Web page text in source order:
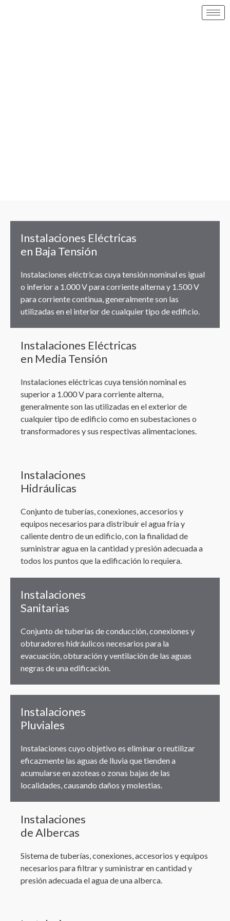
Instalaciones Eléctricas
en Baja Tensión
Instalaciones eléctricas cuya tensión nominal es igual
o inferior a 1.000 V para corriente alterna y 1.500 V
para corriente continua, generalmente son las
utilizadas en el interior de cualquier tipo de edificio.
Instalaciones Eléctricas
en Media Tensión
Instalaciones eléctricas cuya tensión nominal es
superior a 1.000 V para corriente alterna,
generalmente son las utilizadas en el exterior de
cualquier tipo de edificio como en subestaciones o
transformadores y sus respectivas alimentaciones.
Instalaciones
Hidráulicas
Conjunto de tuberías, conexiones, accesorios y
equipos necesarios para distribuir el agua fría y
caliente dentro de un edificio, con la finalidad de
suministrar agua en la cantidad y presión adecuada a
todos los puntos que la edificación lo requiera.
Instalaciones
Sanitarias
Conjunto de tuberías de conducción, conexiones y
obturadores hidráulicos necesarios para la
evacuación, obturación y ventilación de las aguas
negras de una edificación.
Instalaciones
Pluviales
Instalaciones cuyo objetivo es eliminar o reutilizar
eficazmente las aguas de lluvia que tienden a
acumularse en azoteas o zonas bajas de las
localidades, causando daños y molestias.
Instalaciones
de Albercas
Sistema de tuberías, conexiones, accesorios y equipos
necesarios para filtrar y suministrar en cantidad y
presión adecuada el agua de una alberca.